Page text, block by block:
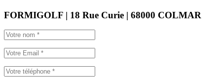
FORMIGOLF | 18 Rue Curie | 68000 COLMAR